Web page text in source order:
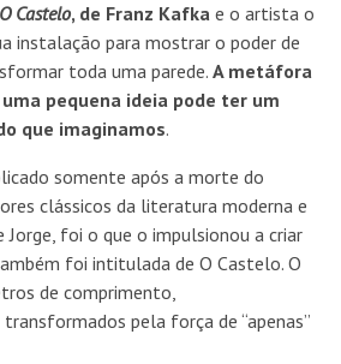
O Castelo, de Franz Kafkae o artista o
instalação para mostrar o poder de
toda uma parede. A metáfora
pequena ideia pode ter um
que imaginamos.
somente após a morte do
clássicos da literatura moderna e
foi o que o impulsionou a criar
foi intitulada de O Castelo. O
de comprimento,
pela força de “apenas”